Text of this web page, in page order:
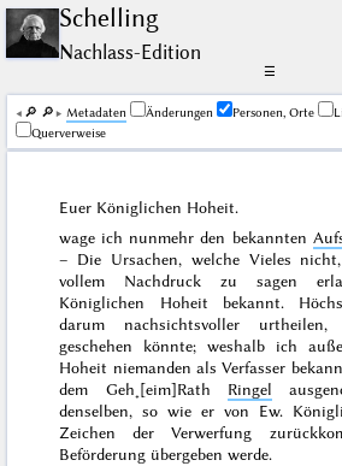
Schelling
Nachlass-Edition
☰
🔎︎ 🔎︎ Me­ta­da­ten Änderungen Personen, Orte
Querverweise
Euer Königlichen Hoheit.
wage ich nunmehr den bekannten
– Die Ursachen, welche Vieles
vollem Nachdruck zu sagen
Königlichen Hoheit bekannt.
darum nachsichtsvoller
geschehen könnte; weshalb ich
Hoheit niemanden als Verfasser
dem Geh˖[eim]Rath Ringel
denselben, so wie er von Ew.
Zeichen der Verwerfung
Beförderung übergeben werde.